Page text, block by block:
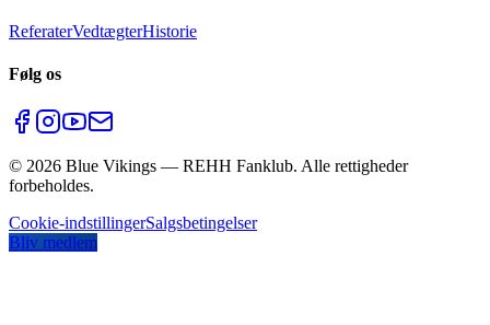
ReferaterVedtægterHistorie
Følg os
© 2026 Blue Vikings — REHH Fanklub. Alle rettigheder
forbeholdes.
Cookie-indstillingerSalgsbetingelser
Bliv medlem